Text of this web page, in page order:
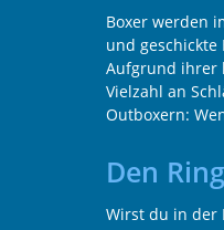
Boxer werden
und
Aufgrund ihrer
Vielzahl an
Outboxern:
Den
Wirst du in der